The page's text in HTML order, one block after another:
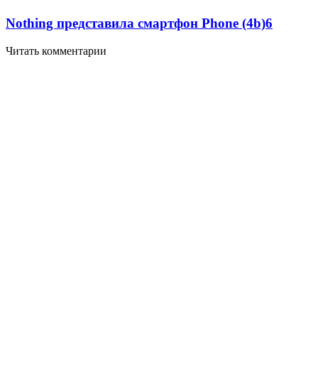
Nothing представила смартфон Phone (4b)6
Читать комментарии